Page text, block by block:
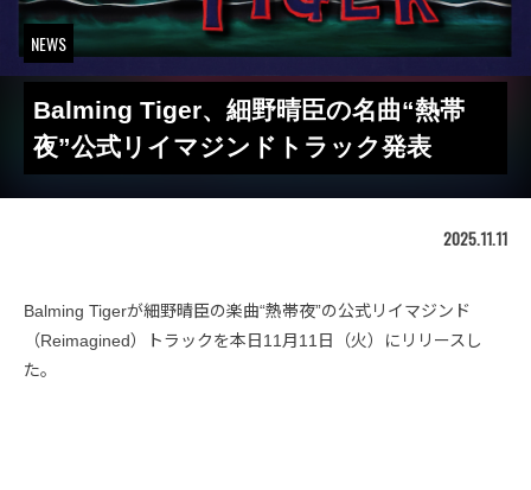
NEWS
Balming Tiger、細野晴臣の名曲“熱帯
夜”公式リイマジンドトラック発表
2025.11.11
Balming Tigerが細野晴臣の楽曲“熱帯夜”の公式リイマジンド
（Reimagined）トラックを本日11月11日（火）にリリースし
た。